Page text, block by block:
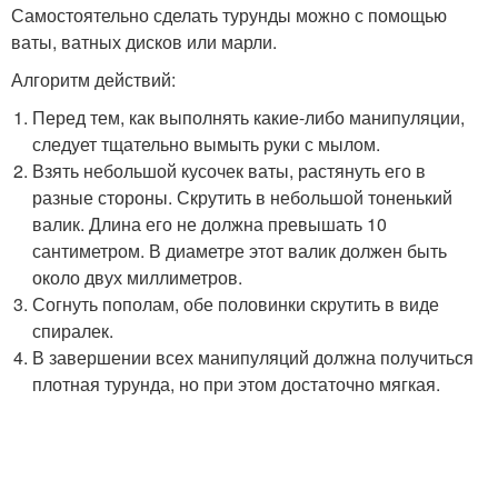
Самостоятельно сделать турунды можно с помощью
ваты, ватных дисков или марли.
Алгоритм действий:
Перед тем, как выполнять какие-либо манипуляции,
следует тщательно вымыть руки с мылом.
Взять небольшой кусочек ваты, растянуть его в
разные стороны. Скрутить в небольшой тоненький
валик. Длина его не должна превышать 10
сантиметром. В диаметре этот валик должен быть
около двух миллиметров.
Согнуть пополам, обе половинки скрутить в виде
спиралек.
В завершении всех манипуляций должна получиться
плотная турунда, но при этом достаточно мягкая.